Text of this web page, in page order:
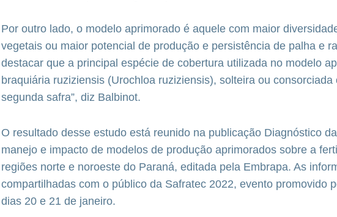
Por outro lado, o modelo aprimorado é aquele com maior
vegetais ou maior potencial de produção e persistência de palha e
destacar que a principal espécie de cobertura utilizada no modelo
braquiária ruziziensis (Urochloa ruziziensis), solteira ou consorciada
segunda safra”, diz Balbinot.
O resultado desse estudo está reunido na publicação Diagnóstico
manejo e impacto de modelos de produção aprimorados sobre a
regiões norte e noroeste do Paraná, editada pela Embrapa. As
compartilhadas com o público da Safratec 2022, evento promovido
dias 20 e 21 de janeiro.